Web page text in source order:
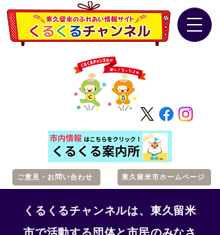
ご意見・お問い合わせ 東久留米市ホームページ
くるくるチャンネルは、東久留米
市で活動する団体と市民のみなさ